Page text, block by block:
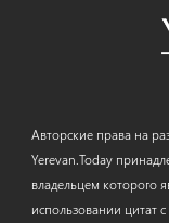
Авторские права на
Yerevan.Today
владельцем которого
использовании цитат с